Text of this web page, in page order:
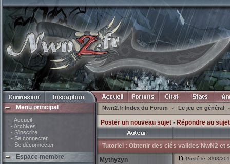
Menu principal
- Accueil
- Archives
- S'inscrire
- Se connecter
- Se déconnecter
Espace membre
Nwn2.fr Index du Forum » Le jeu en général
Poster un nouveau sujet- Répondre au sujet
Tutoriel : Obtenir des clés valides NwN2 et
Mythyzyn
Posté le: 8/08/